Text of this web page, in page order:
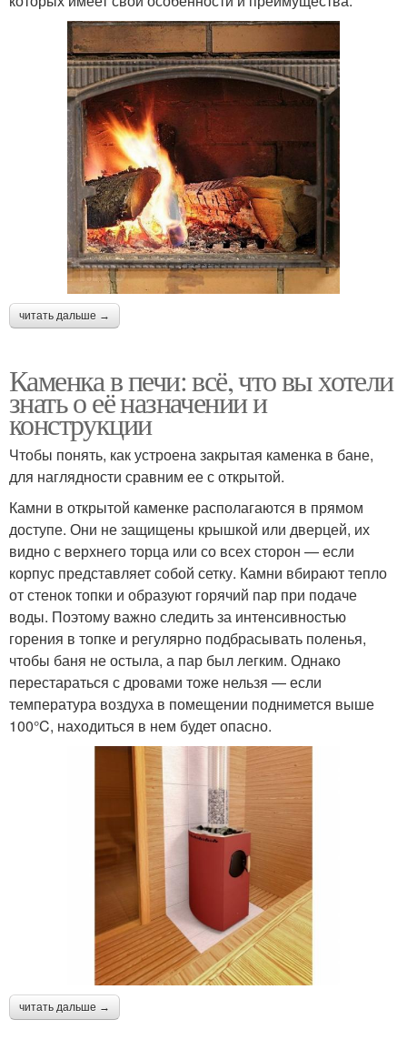
читать дальше →
Каменка в печи: всё, что вы хотели
знать о её назначении и
конструкции
Чтобы понять, как устроена закрытая каменка в бане,
для наглядности сравним ее с открытой.
Камни в открытой каменке располагаются в прямом
доступе. Они не защищены крышкой или дверцей, их
видно с верхнего торца или со всех сторон — если
корпус представляет собой сетку. Камни вбирают тепло
от стенок топки и образуют горячий пар при подаче
воды. Поэтому важно следить за интенсивностью
горения в топке и регулярно подбрасывать поленья,
чтобы баня не остыла, а пар был легким. Однако
перестараться с дровами тоже нельзя — если
температура воздуха в помещении поднимется выше
100°C, находиться в нем будет опасно.
читать дальше →